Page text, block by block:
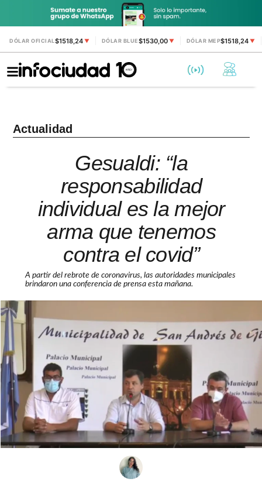
DÓLAR OFICIAL$1518,24 ▼ DÓLAR BLUE$1530,00 ▼ DÓLAR MEP$1518,24▼
Actualidad
Gesualdi: “la
responsabilidad
individual es la mejor
arma que tenemos
contra el covid”
A partir del rebrote de coronavirus, las autoridades municipales
brindaron una conferencia de prensa esta mañana.